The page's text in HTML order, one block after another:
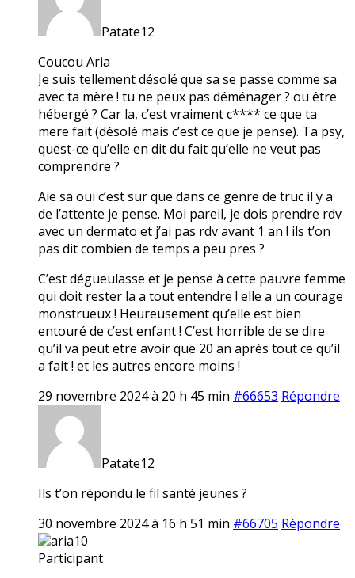
Patate12
Coucou Aria
Je suis tellement désolé que sa se passe comme sa
avec ta mère ! tu ne peux pas déménager ? ou être
hébergé ? Car la, c’est vraiment c**** ce que ta
mere fait (désolé mais c’est ce que je pense). Ta psy,
quest-ce qu’elle en dit du fait qu’elle ne veut pas
comprendre ?
Aie sa oui c’est sur que dans ce genre de truc il y a
de l’attente je pense. Moi pareil, je dois prendre rdv
avec un dermato et j’ai pas rdv avant 1 an ! ils t’on
pas dit combien de temps a peu pres ?
C’est dégueulasse et je pense à cette pauvre femme
qui doit rester la a tout entendre ! elle a un courage
monstrueux ! Heureusement qu’elle est bien
entouré de c’est enfant ! C’est horrible de se dire
qu’il va peut etre avoir que 20 an après tout ce qu’il
a fait ! et les autres encore moins !
29 novembre 2024 à 20 h 45 min #66653 Répondre
Patate12
Ils t’on répondu le fil santé jeunes ?
30 novembre 2024 à 16 h 51 min #66705 Répondre
aria10
Participant